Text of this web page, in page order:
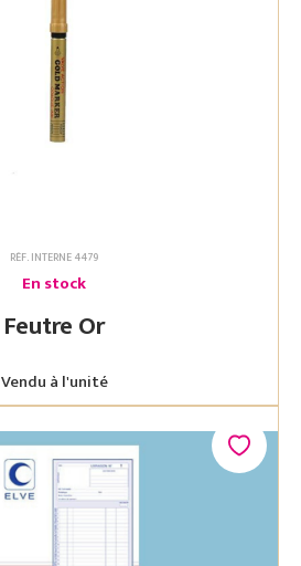
RÉF. INTERNE 4479
En stock
Feutre Or
Vendu à l'unité